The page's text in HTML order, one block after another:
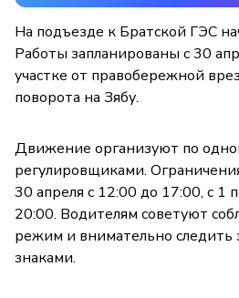
На подъезде к Братской ГЭС
Работы запланированы с 30
участке от правобережной
поворота на Зябу.
Движение организуют по
регулировщиками.
30 апреля с 12:00 до 17:00, с 1
20:00. Водителям советуют
режим и внимательно
знаками.